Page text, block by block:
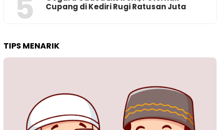
Cupang di Kediri Rugi Ratusan Juta
TIPS MENARIK